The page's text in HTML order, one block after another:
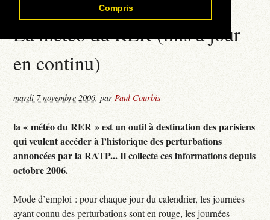
Compris
La météo du RER (mis à jour
en continu)
mardi 7 novembre 2006,parPaul Courbis
la « météo du RER » est un outil à destination des parisiens
qui veulent accéder à l’historique des perturbations
annoncées par la RATP... Il collecte ces informations depuis
octobre 2006.
Mode d’emploi : pour chaque jour du calendrier, les journées
ayant connu des perturbations sont en rouge, les journées